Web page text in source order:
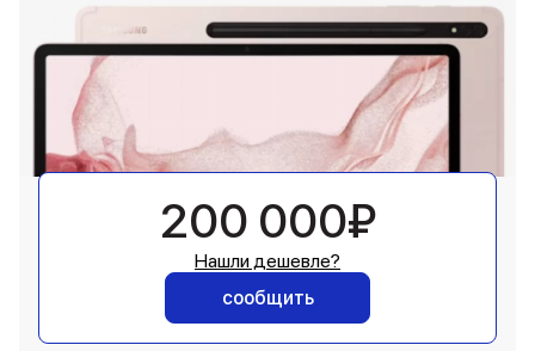
200 000₽
Нашли дешевле?
сообщить